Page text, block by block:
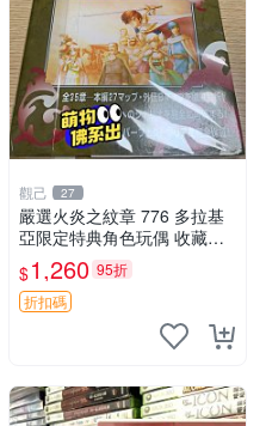
觀己 27
嚴選火炎之紋章 776 多拉基
亞限定特典角色玩偶 收藏推
薦 776 玩偶 角色 拉基
$1,260 95折
折扣碼